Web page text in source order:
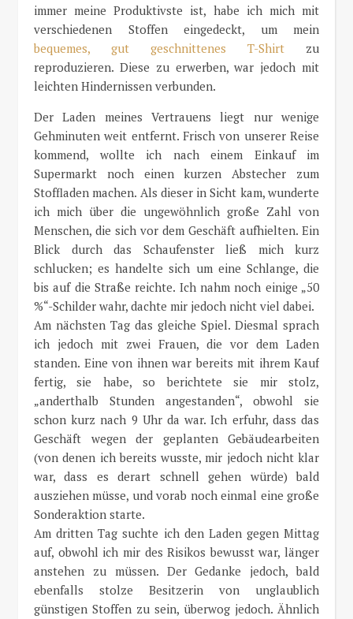
immer meine Produktivste ist, habe ich mich mit
verschiedenen Stoffen eingedeckt, um mein
bequemes, gut geschnittenes T-Shirt zu
reproduzieren. Diese zu erwerben, war jedoch mit
leichten Hindernissen verbunden.
Der Laden meines Vertrauens liegt nur wenige
Gehminuten weit entfernt. Frisch von unserer Reise
kommend, wollte ich nach einem Einkauf im
Supermarkt noch einen kurzen Abstecher zum
Stoffladen machen. Als dieser in Sicht kam, wunderte
ich mich über die ungewöhnlich große Zahl von
Menschen, die sich vor dem Geschäft aufhielten. Ein
Blick durch das Schaufenster ließ mich kurz
schlucken; es handelte sich um eine Schlange, die
bis auf die Straße reichte. Ich nahm noch einige „50
%“-Schilder wahr, dachte mir jedoch nicht viel dabei.
Am nächsten Tag das gleiche Spiel. Diesmal sprach
ich jedoch mit zwei Frauen, die vor dem Laden
standen. Eine von ihnen war bereits mit ihrem Kauf
fertig, sie habe, so berichtete sie mir stolz,
„anderthalb Stunden angestanden“, obwohl sie
schon kurz nach 9 Uhr da war. Ich erfuhr, dass das
Geschäft wegen der geplanten Gebäudearbeiten
(von denen ich bereits wusste, mir jedoch nicht klar
war, dass es derart schnell gehen würde) bald
ausziehen müsse, und vorab noch einmal eine große
Sonderaktion starte.
Am dritten Tag suchte ich den Laden gegen Mittag
auf, obwohl ich mir des Risikos bewusst war, länger
anstehen zu müssen. Der Gedanke jedoch, bald
ebenfalls stolze Besitzerin von unglaublich
günstigen Stoffen zu sein, überwog jedoch. Ähnlich